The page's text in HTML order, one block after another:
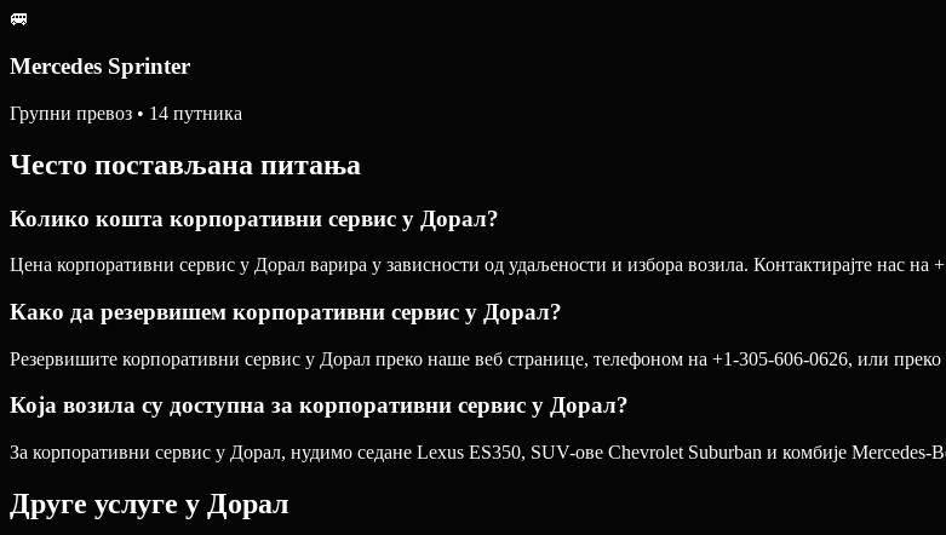
🚐
Mercedes Sprinter
Групни превоз • 14 путника
Често постављана питања
Колико кошта корпоративни сервис у Дорал?
Цена корпоративни сервис у Дорал варира у зависности од удаљености и избора возила. Контактирајте нас на
Како да резервишем корпоративни сервис у Дорал?
Резервишите корпоративни сервис у Дорал преко наше веб странице, телефоном на +1-305-606-0626, или преко
Која возила су доступна за корпоративни сервис у Дорал?
За корпоративни сервис у Дорал, нудимо седане Lexus ES350, SUV-ове Chevrolet Suburban и комбије Mercedes-
Друге услуге у Дорал